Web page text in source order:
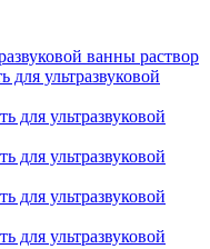
ванны раствор
ультразвуковой
для ультразвуковой
для ультразвуковой
для ультразвуковой
для ультразвуковой